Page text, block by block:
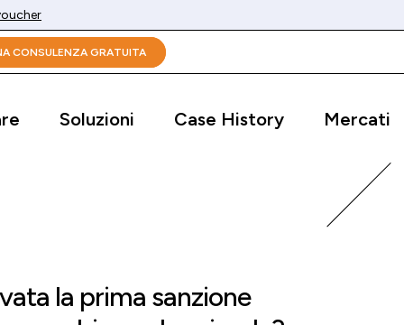
CONSULENZA GRATUITA
Soluzioni Case History Mercati
la prima sanzione